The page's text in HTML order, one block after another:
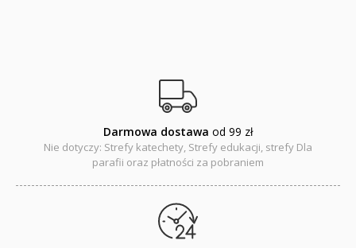
Cecylka Knedelek
Dyplomy dla dzieci
Edukacja przyrodnicza - Życie bez granic
Darmowa dostawa od 99 zł
Nie dotyczy: Strefy katechety, Strefy edukacji, strefy Dla
parafii oraz płatności za pobraniem